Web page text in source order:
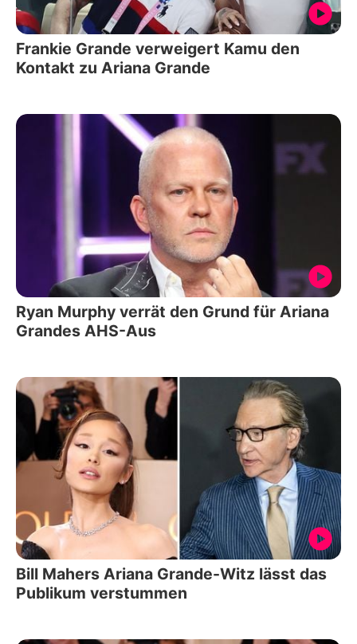
Frankie Grande verweigert Kamu den
Kontakt zu Ariana Grande
Ryan Murphy verrät den Grund für Ariana
Grandes AHS-Aus
Bill Mahers Ariana Grande-Witz lässt das
Publikum verstummen